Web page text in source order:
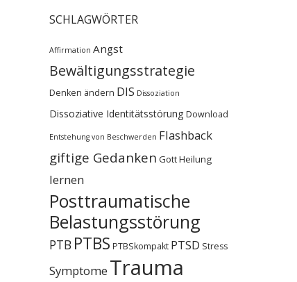
SCHLAGWÖRTER
Affirmation Angst
Bewältigungsstrategie
Denken ändern DIS Dissoziation
Dissoziative Identitätsstörung Download
Entstehung von Beschwerden Flashback
giftige Gedanken GottHeilung
lernen
Posttraumatische
Belastungsstörung
PTB PTBS PTBSkompakt PTSD Stress
Symptome Trauma